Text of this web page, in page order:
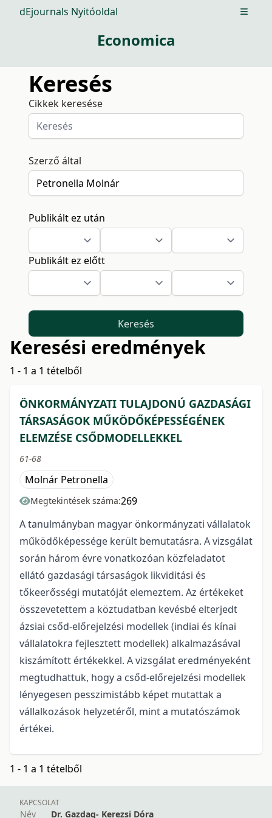
dEjournals Nyitóoldal Open
Economica
Keresés
Cikkek keresése
Szerző által
Publikált ez után
Publikált ez előtt
Keresés
Keresési eredmények
1 - 1 a 1 tételből
ÖNKORMÁNYZATI TULAJDONÚ GAZDASÁGI
TÁRSASÁGOK MŰKÖDŐKÉPESSÉGÉNEK
ELEMZÉSE CSŐDMODELLEKKEL
61-68
Molnár Petronella
Megtekintések száma:269
A tanulmányban magyar önkormányzati vállalatok
működőképessége került bemutatásra. A vizsgálat
során három évre vonatkozóan közfeladatot
ellátó gazdasági társaságok likviditási és
tőkeerősségi mutatóját elemeztem. Az értékeket
összevetettem a köztudatban kevésbé elterjedt
ázsiai csőd-előrejelzési modellek (indiai és kínai
vállalatokra fejlesztett modellek) alkalmazásával
kiszámított értékekkel. A vizsgálat eredményeként
megtudhattuk, hogy a csőd-előrejelzési modellek
lényegesen pesszimistább képet mutattak a
vállalkozások helyzetéről, mint a mutatószámok
értékei.
1 - 1 a 1 tételből
KAPCSOLAT
Név Dr. Gazdag- Kerezsi Dóra